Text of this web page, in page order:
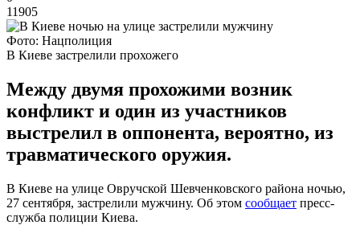
11905
Фото: Нацполиция
В Киеве застрелили прохожего
Между двумя прохожими возник
конфликт и один из участников
выстрелил в оппонента, вероятно, из
травматического оружия.
В Киеве на улице Овручской Шевченковского района ночью,
27 сентября, застрелили мужчину. Об этом сообщает пресс-
служба полиции Киева.